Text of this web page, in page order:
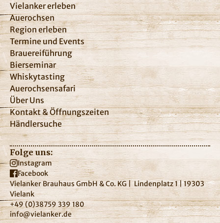
Vielanker erleben
Auerochsen
Region erleben
Termine und Events
Brauereiführung
Bierseminar
Whiskytasting
Auerochsensafari
Über Uns
Kontakt & Öffnungszeiten
Händlersuche
Folge uns:
Instagram
Facebook
Vielanker Brauhaus GmbH & Co. KG | Lindenplatz 1 | 19303
Vielank
+49 (0)38759 339 180
info@vielanker.de